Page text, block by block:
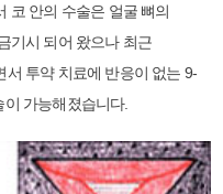
코 안의 수술은 얼굴 뼈의
기시 되어 왔으나 최근
투약 치료에 반응이 없는 9-
가능해졌습니다.